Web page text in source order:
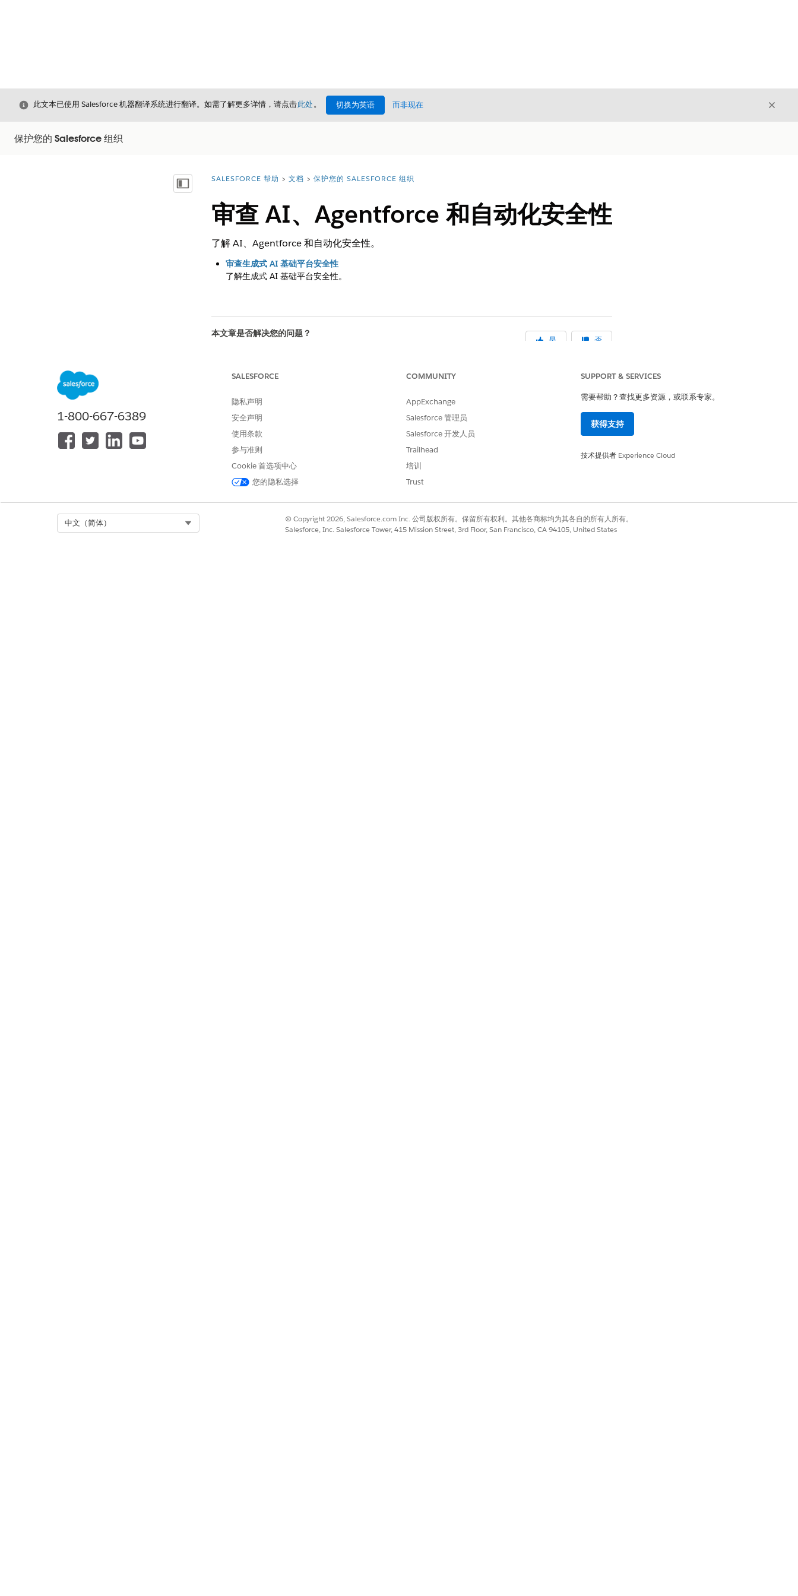
关闭
此文本已使用 Salesforce 机器翻译系统进行翻译。如需了解更多详情，请点击此处。 切换为英语 而非现在 关闭
保护您的 Salesforce 组织
显示目录 您在此处：
SALESFORCE 帮助 文档 保护您的 SALESFORCE 组织
审查 AI、Agentforce 和自动化安全性
了解 AI、Agentforce 和自动化安全性。
审查生成式 AI 基础平台安全性
了解生成式 AI 基础平台安全性。
本文章是否解决您的问题？
是 否
1-800-667-6389
SALESFORCE
隐私声明
安全声明
使用条款
参与准则
Cookie 首选项中心
您的隐私选择
COMMUNITY
AppExchange
Salesforce 管理员
Salesforce 开发人员
Trailhead
培训
Trust
SUPPORT & SERVICES
需要帮助？查找更多资源，或联系专家。
获得支持
技术提供者 Experience Cloud
中文（简体）
© Copyright 2026, Salesforce.com Inc. 公司版权所有。保留所有权利。其他各商标均为其各自的所有人所有。
Salesforce, Inc. Salesforce Tower, 415 Mission Street, 3rd Floor, San Francisco, CA 94105, United States